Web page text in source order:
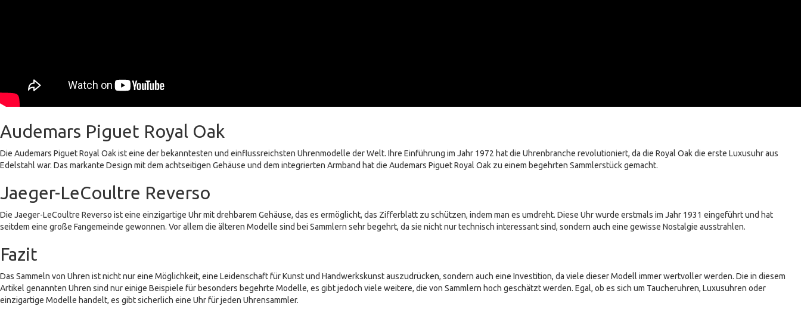
Audemars Piguet Royal Oak
Die Audemars Piguet Royal Oak ist eine der bekanntesten und einflussreichsten Uhrenmodelle der Welt. Ihre Einführung im Jahr 1972 hat die Uhrenbranche revolutioniert, da die Royal Oak die erste Luxusuhr aus
Edelstahl war. Das markante Design mit dem achtseitigen Gehäuse und dem integrierten Armband hat die Audemars Piguet Royal Oak zu einem begehrten Sammlerstück gemacht.
Jaeger-LeCoultre Reverso
Die Jaeger-LeCoultre Reverso ist eine einzigartige Uhr mit drehbarem Gehäuse, das es ermöglicht, das Zifferblatt zu schützen, indem man es umdreht. Diese Uhr wurde erstmals im Jahr 1931 eingeführt und hat
seitdem eine große Fangemeinde gewonnen. Vor allem die älteren Modelle sind bei Sammlern sehr begehrt, da sie nicht nur technisch interessant sind, sondern auch eine gewisse Nostalgie ausstrahlen.
Fazit
Das Sammeln von Uhren ist nicht nur eine Möglichkeit, eine Leidenschaft für Kunst und Handwerkskunst auszudrücken, sondern auch eine Investition, da viele dieser Modell immer wertvoller werden. Die in diesem
Artikel genannten Uhren sind nur einige Beispiele für besonders begehrte Modelle, es gibt jedoch viele weitere, die von Sammlern hoch geschätzt werden. Egal, ob es sich um Taucheruhren, Luxusuhren oder
einzigartige Modelle handelt, es gibt sicherlich eine Uhr für jeden Uhrensammler.